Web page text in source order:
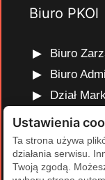
Biuro PKOl
Biuro
Biuro
Dział
Dział
Dział
Dział
Ustawienia
Ta strona używa
działania serwisu.
Twoją zgodą.